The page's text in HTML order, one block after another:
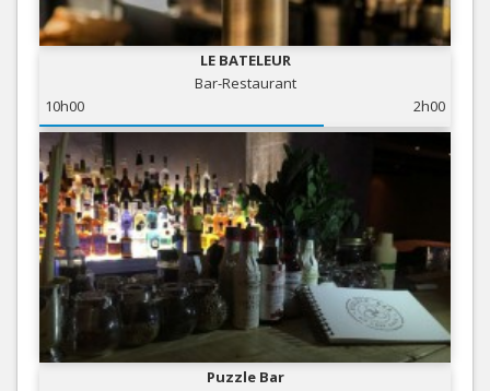
LE BATELEUR
Bar-Restaurant
10h00
2h00
Puzzle Bar